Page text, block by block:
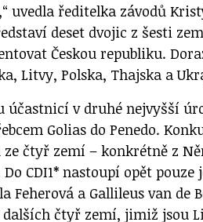
uvedla ředitelka závodů
deset dvojic z šesti
Českou republiku.
Litvy, Polska, Thajska a
účastnicí v druhé nejvyšší
Golias do Penedo.
čtyř zemí – konkrétně z
Do CDI1* nastoupí opět
Feherová a Gallileus van de
dalších čtyř zemí, jimiž jsou